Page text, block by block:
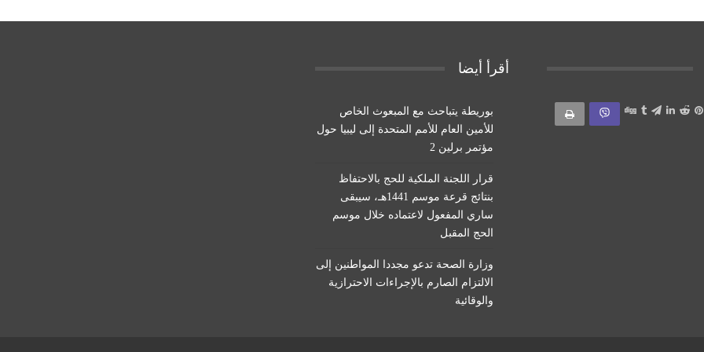
أقرأ أيضا
بوريطة يتباحث مع المبعوث الخاص
للأمين العام للأمم المتحدة إلى ليبيا حول
مؤتمر برلين 2
قرار اللجنة الملكية للحج بالاحتفاظ
بنتائج قرعة موسم 1441هـ، سيبقى
ساري المفعول لاعتماده خلال موسم
الحج المقبل
وزارة الصحة تدعو مجددا المواطنين إلى
الالتزام الصارم بالإجراءات الاحترازية
والوقائية